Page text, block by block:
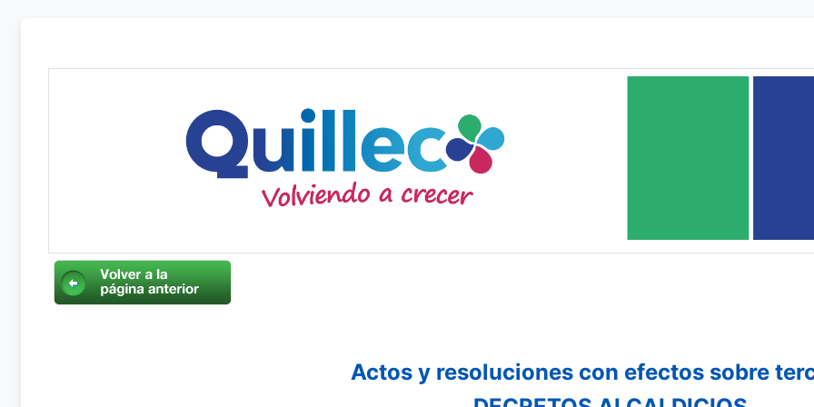
Actos y resoluciones con efectos sobre